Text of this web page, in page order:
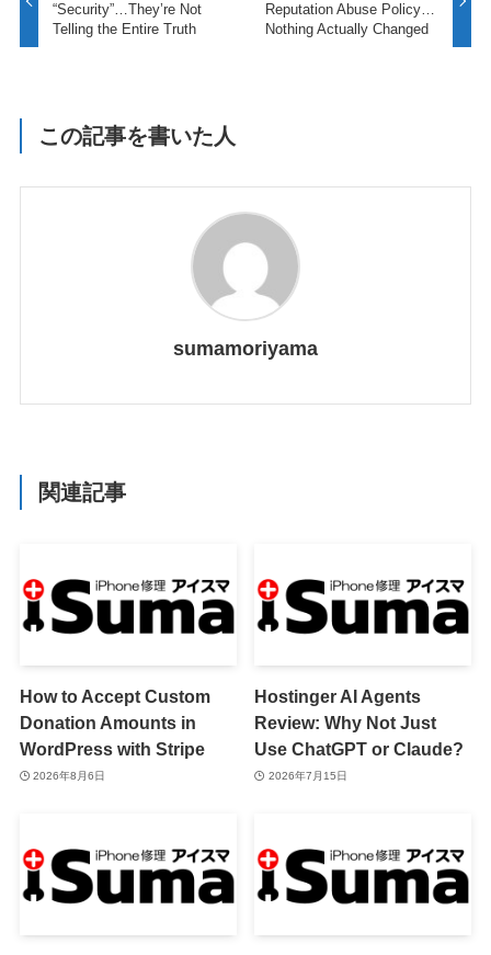
“Security”…They’re Not
Telling the Entire Truth
Reputation Abuse Policy…
Nothing Actually Changed
この記事を書いた人
sumamoriyama
関連記事
How to Accept Custom
Donation Amounts in
WordPress with Stripe
2026年8月6日
Hostinger AI Agents
Review: Why Not Just
Use ChatGPT or Claude?
2026年7月15日